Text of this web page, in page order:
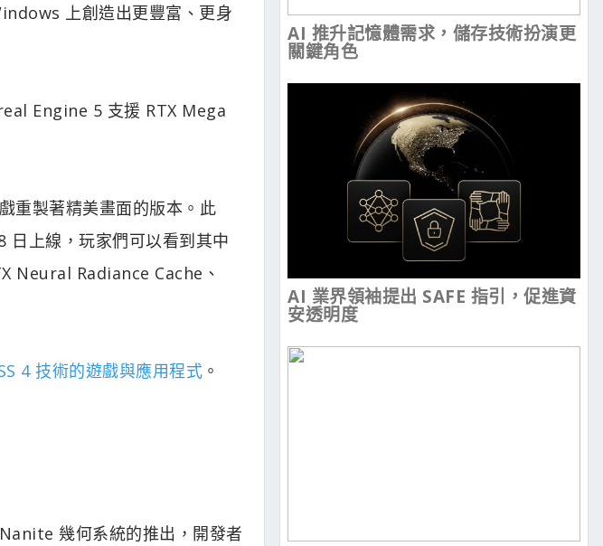
上創造出更豐富、更身
Engine 5 支援 RTX Mega
重製著精美畫面的版本。此
上線，玩家們可以看到其中
Neural Radiance Cache、
4 技術的遊戲與應用程式 。
幾何系統的推出，開發者
AI 推升記憶體需求，儲存技術扮演更
關鍵角色
AI 業界領袖提出 SAFE 指引，促進資
安透明度